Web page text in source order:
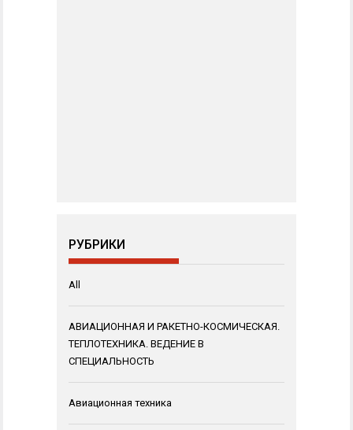
РУБРИКИ
All
АВИАЦИОННАЯ И РАКЕТНО-КОСМИЧЕСКАЯ.
ТЕПЛОТЕХНИКА. ВЕДЕНИЕ В
СПЕЦИАЛЬНОСТЬ
Авиационная техника